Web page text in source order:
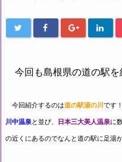
今回も島根県の道の駅を
今回紹介するのは道の駅湯の川です
川中温泉 と並び、 日本三大美人温泉に
の近くにあるのでなんと道の駅に足湯